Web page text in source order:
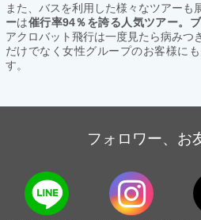
また、バスを利用した様々なツアーも
ーは催行率94％を誇る人気ツアー。
アクロバット飛行は一度見たら病みつ
だけでなく女性グループのお客様に
す。
フォロワー、お